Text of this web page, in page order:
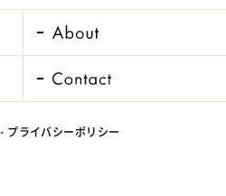
・プライバシーポリシー